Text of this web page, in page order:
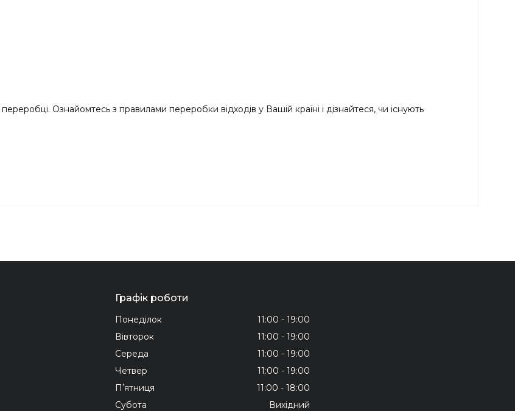
Ознайомтесь з правилами переробки відходів у Вашій країні і дізнайтеся, чи існують
Графік роботи
Понеділок 11:00
19:00
Вівторок
11:00
19:00
Середа
11:00
19:00
Четвер
11:00
19:00
Пʼятниця
11:00
18:00
Субота
Вихідний